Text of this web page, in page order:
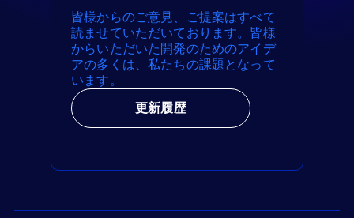
皆様からのご意見、ご提案はすべて
読ませていただいております。皆様
からいただいた開発のためのアイデ
アの多くは、私たちの課題となって
います。
更新履歴